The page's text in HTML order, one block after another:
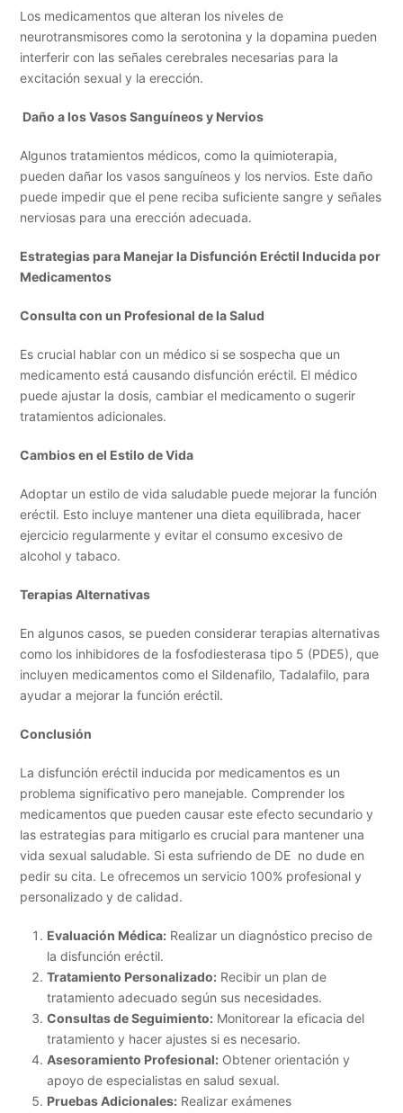
Los medicamentos que alteran los niveles de
neurotransmisores como la serotonina y la dopamina pueden
interferir con las señales cerebrales necesarias para la
excitación sexual y la erección.
Daño a los Vasos Sanguíneos y Nervios
Algunos tratamientos médicos, como la quimioterapia,
pueden dañar los vasos sanguíneos y los nervios. Este daño
puede impedir que el pene reciba suficiente sangre y señales
nerviosas para una erección adecuada.
Estrategias para Manejar la Disfunción Eréctil Inducida por
Medicamentos
Consulta con un Profesional de la Salud
Es crucial hablar con un médico si se sospecha que un
medicamento está causando disfunción eréctil. El médico
puede ajustar la dosis, cambiar el medicamento o sugerir
tratamientos adicionales.
Cambios en el Estilo de Vida
Adoptar un estilo de vida saludable puede mejorar la función
eréctil. Esto incluye mantener una dieta equilibrada, hacer
ejercicio regularmente y evitar el consumo excesivo de
alcohol y tabaco.
Terapias Alternativas
En algunos casos, se pueden considerar terapias alternativas
como los inhibidores de la fosfodiesterasa tipo 5 (PDE5), que
incluyen medicamentos como el Sildenafilo, Tadalafilo, para
ayudar a mejorar la función eréctil.
Conclusión
La disfunción eréctil inducida por medicamentos es un
problema significativo pero manejable. Comprender los
medicamentos que pueden causar este efecto secundario y
las estrategias para mitigarlo es crucial para mantener una
vida sexual saludable. Si esta sufriendo de DE no dude en
pedir su cita. Le ofrecemos un servicio 100% profesional y
personalizado y de calidad.
Evaluación Médica: Realizar un diagnóstico preciso de
la disfunción eréctil.
Tratamiento Personalizado: Recibir un plan de
tratamiento adecuado según sus necesidades.
Consultas de Seguimiento: Monitorear la eficacia del
tratamiento y hacer ajustes si es necesario.
Asesoramiento Profesional: Obtener orientación y
apoyo de especialistas en salud sexual.
Pruebas Adicionales: Realizar exámenes